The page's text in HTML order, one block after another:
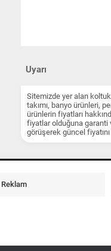
Uyarı
Sitemizde yer alan koltuk
takımı, banyo ürünleri,
ürünlerin fiyatları
fiyatlar olduğuna garanti
görüşerek güncel
Reklam